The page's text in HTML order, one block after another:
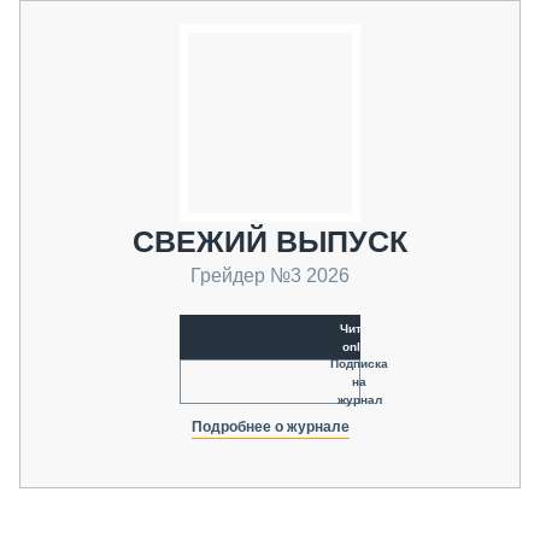
СВЕЖИЙ ВЫПУСК
Грейдер №3 2026
Читать
online
Подписка
на
журнал
Подробнее о журнале